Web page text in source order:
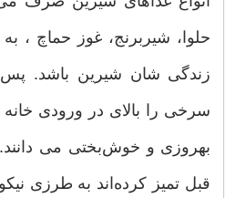
حلوا، شیربرنج، غوز حماچ ،
زندگی شان شیرین باشد.
سرخی را بالای در ورودی خانه
بهروزی و خوش‌بختی می دانند.
قبل تمیز کرده‌اند به طرزی